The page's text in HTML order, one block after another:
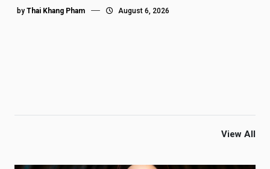
by Thai Khang Pham August 6, 2026
View All